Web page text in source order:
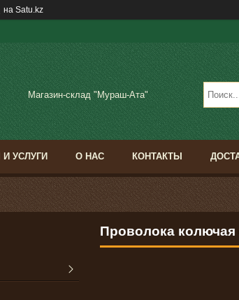
на Satu.kz
Магазин-склад "Мураш-Ата"
УСЛУГИ О НАС КОНТАКТЫ
Проволока колючая